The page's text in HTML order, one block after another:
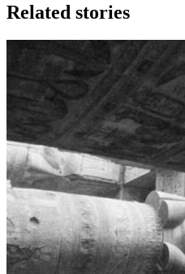
Related stories